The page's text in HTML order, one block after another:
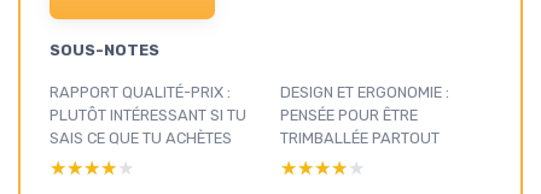
SOUS-NOTES
RAPPORT QUALITÉ-PRIX :
PLUTÔT INTÉRESSANT SI TU
SAIS CE QUE TU ACHÈTES
★★★★★
★★★★★
DESIGN ET ERGONOMIE :
PENSÉE POUR ÊTRE
TRIMBALLÉE PARTOUT
★★★★★
★★★★★